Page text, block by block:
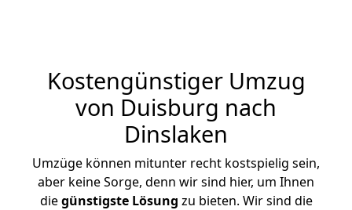
Kostengünstiger Umzug
von Duisburg nach
Dinslaken
Umzüge können mitunter recht kostspielig sein,
aber keine Sorge, denn wir sind hier, um Ihnen
diegünstigste Lösung zu bieten. Wir sind die